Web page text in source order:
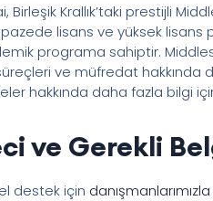
Birleşik Krallık’taki prestijli
lisans ve yüksek
programa sahiptir.
ve müfredat hakkında
hakkında daha fazla bilgi
ve Gerekli
destek için